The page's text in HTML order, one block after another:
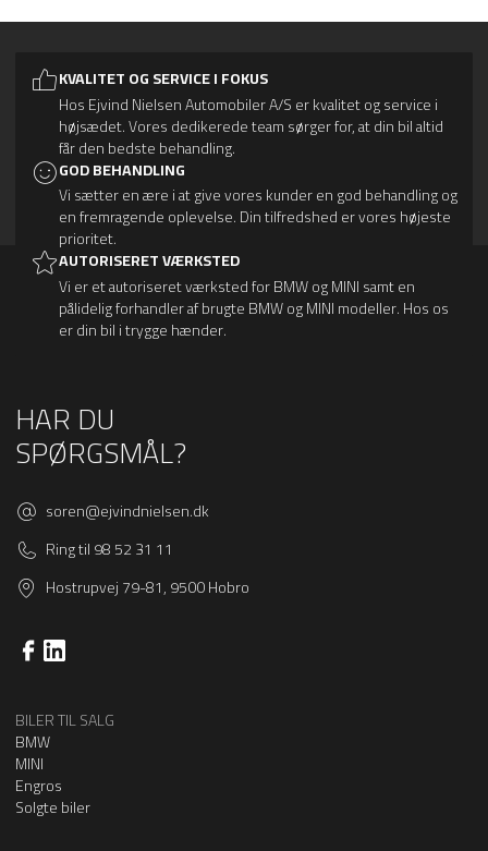
KVALITET OG SERVICE I FOKUS
Hos Ejvind Nielsen Automobiler A/S er kvalitet og service i
højsædet. Vores dedikerede team sørger for, at din bil altid
får den bedste behandling.
GOD BEHANDLING
Vi sætter en ære i at give vores kunder en god behandling og
en fremragende oplevelse. Din tilfredshed er vores højeste
prioritet.
AUTORISERET VÆRKSTED
Vi er et autoriseret værksted for BMW og MINI samt en
pålidelig forhandler af brugte BMW og MINI modeller. Hos os
er din bil i trygge hænder.
HAR DU
SPØRGSMÅL?
soren@ejvindnielsen.dk
Ring til 98 52 31 11
Hostrupvej 79-81, 9500 Hobro
BILER TIL SALG
BMW
MINI
Engros
Solgte biler